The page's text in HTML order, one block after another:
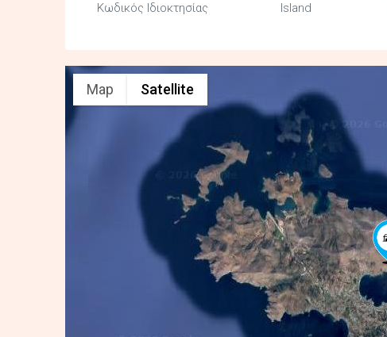
Κωδικός Ιδιοκτησίας Island
Map Satellite